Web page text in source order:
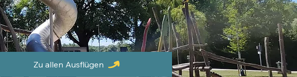
Zu allen Ausflügen